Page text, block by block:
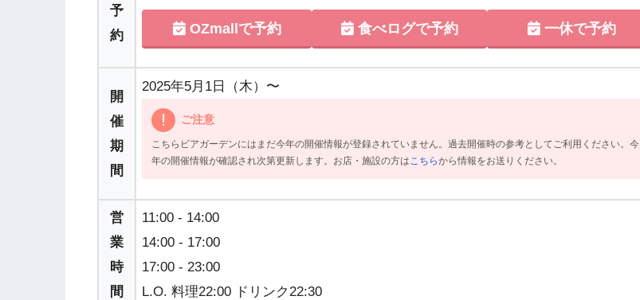
予
約
OZmallで予約 食べログで予約 一休で予約
開
催
期
間
2025年5月1日（木）〜
ご注意
こちらビアガーデンにはまだ今年の開催情報が登録されていません。過去開催時の参考としてご利用ください。今
年の開催情報が確認され次第更新します。お店・施設の方は こちらから情報をお送りください。
営
業
時
間
11:00 - 14:00
14:00 - 17:00
17:00 - 23:00
L.O. 料理22:00 ドリンク22:30